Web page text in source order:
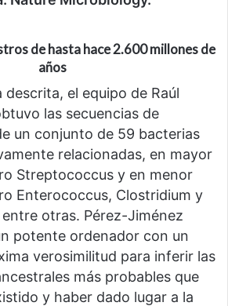
de hasta hace 2.600 millones de
años
el equipo de Raúl
las secuencias de
un conjunto de 59 bacterias
relacionadas, en mayor
Streptococcus y en menor
Enterococcus, Clostridium y
otras. Pérez-Jiménez
potente ordenador con un
verosimilitud para inferir las
más probables que
y haber dado lugar a la